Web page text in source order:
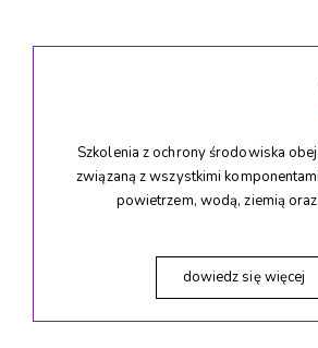
Szkolenia z ochrony środowiska
związaną z wszystkimi
powietrzem, wodą, ziemią
dowiedz się więcej